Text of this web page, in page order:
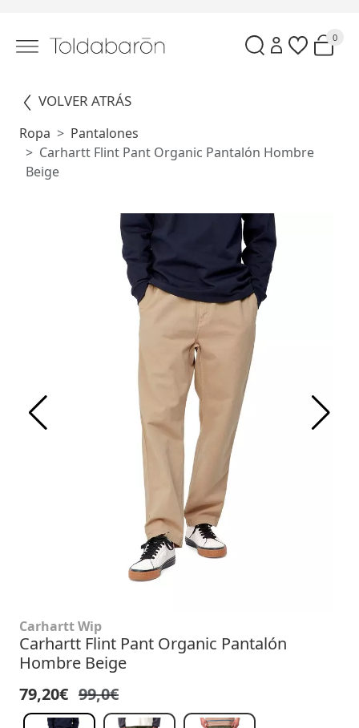
0
VOLVER ATRÁS
Ropa
Pantalones
Carhartt Flint Pant Organic Pantalón Hombre
Beige
Carhartt Wip
Carhartt Flint Pant Organic Pantalón
Hombre Beige
79,20€ 99,0€